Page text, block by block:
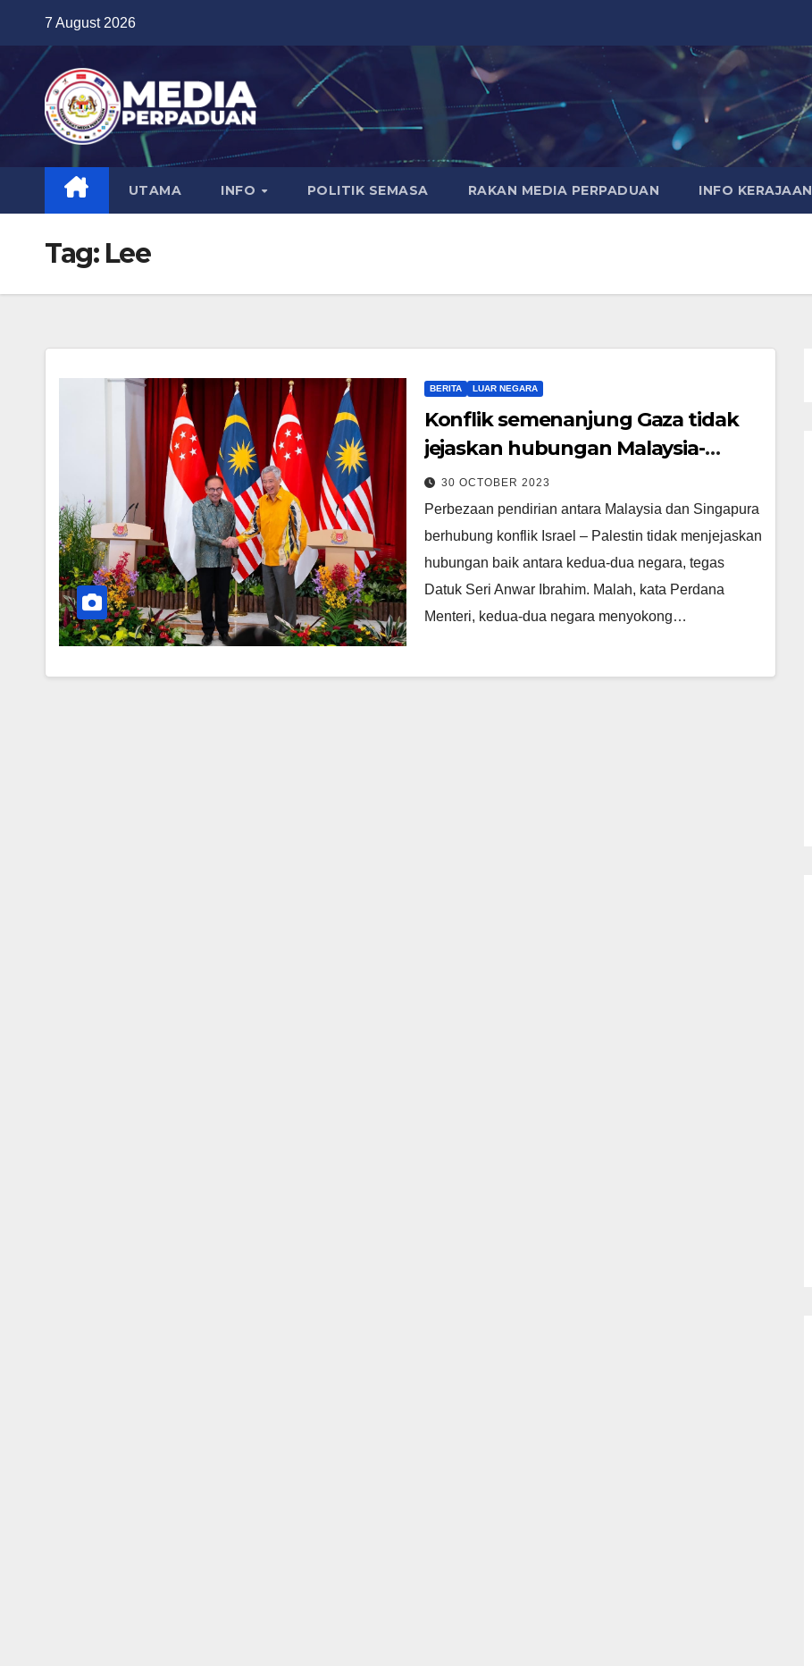
content
7 August 2026
UTAMA INFO POLITIK SEMASA RAKAN MEDIA PERPADUAN INFO KERAJAAN
Tag: Lee
BERITA LUAR NEGARA
Konflik semenanjung Gaza tidak
jejaskan hubungan Malaysia-
Singapura – PM
30 OCTOBER 2023
Perbezaan pendirian antara Malaysia dan Singapura
berhubung konflik Israel – Palestin tidak menjejaskan
hubungan baik antara kedua-dua negara, tegas
Datuk Seri Anwar Ibrahim. Malah, kata Perdana
Menteri, kedua-dua negara menyokong…